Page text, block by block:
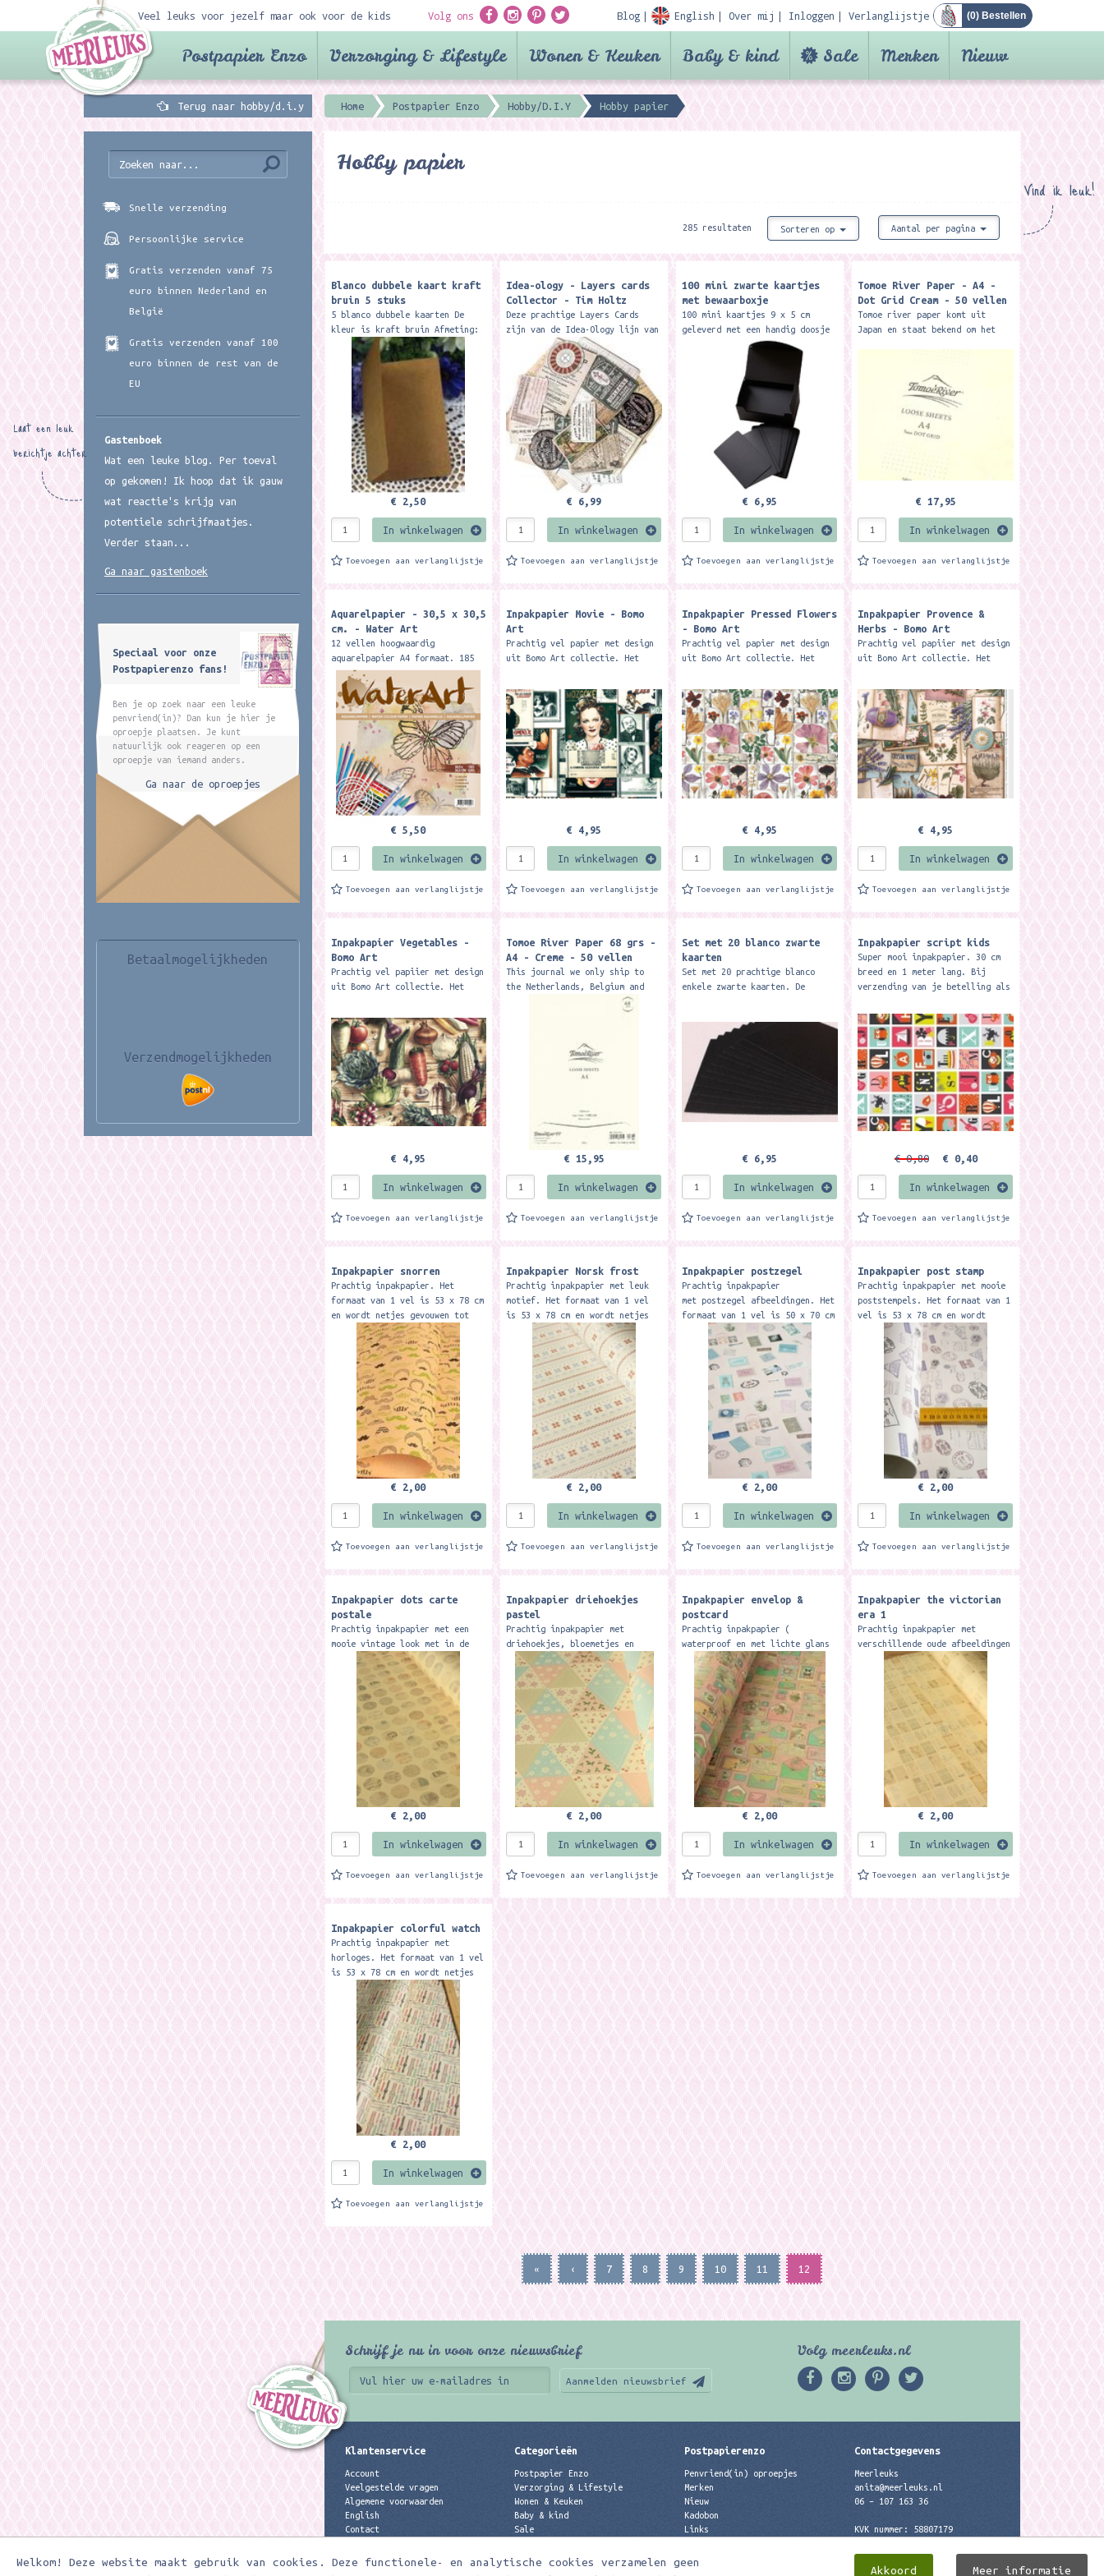
Welkom! Deze website maakt gebruik van cookies. Deze functionele- en analytische cookies verzamelen geen
Akkoord Meer informatie
Veel leuks voor jezelf maar ook voor de kids Volg ons Blog English Over mij Inloggen Verlanglijstje (0) Bestellen
Postpapier Enzo Verzorging & Lifestyle Wonen & Keuken Baby & kind Sale Merken Nieuw
Terug naar hobby/d.i.y Home Postpapier Enzo Hobby/D.I.Y Hobby papier
Vind ik leuk!
Hobby papier
285 resultaten Sorteren op Aantal per pagina
Blanco dubbele kaart kraft
bruin 5 stuks
5 blanco dubbele kaarten De
kleur is kraft bruin Afmeting:
15 x 10 cm
€ 2,50
In winkelwagen
Toevoegen aan verlanglijstje
Idea-ology - Layers cards
Collector - Tim Holtz
Deze prachtige Layers Cards
zijn van de Idea-Ology lijn van
Tim Holtz. Deze kaartjes kun je
gebruiken in je scrapbook,
kaarten en...
€ 6,99
In winkelwagen
Toevoegen aan verlanglijstje
100 mini zwarte kaartjes
met bewaarboxje
100 mini kaartjes 9 x 5 cm
geleverd met een handig doosje
die je kunt neerzetten op je
bureau. De kaartjes zijn
gemaakt van mooi...
€ 6,95
In winkelwagen
Toevoegen aan verlanglijstje
Tomoe River Paper - A4 -
Dot Grid Cream - 50 vellen
Tomoe river paper komt uit
Japan en staat bekend om het
kwaliteit, en de gladde...
€ 17,95
In winkelwagen
Toevoegen aan verlanglijstje
Aquarelpapier - 30,5 x 30,5
cm. - Water Art
12 vellen hoogwaardig
aquarelpapier A4 formaat. 185
grams papier.
€ 5,50
In winkelwagen
Toevoegen aan verlanglijstje
Inpakpapier Movie - Bomo
Art
Prachtig vel papier met design
uit Bomo Art collectie. Het
cm en wordt netjes gevouwen tot
ongeveer A4 formaat....
€ 4,95
In winkelwagen
Toevoegen aan verlanglijstje
Inpakpapier Pressed Flowers
- Bomo Art
Prachtig vel papier met design
uit Bomo Art collectie. Het
cm en wordt netjes gevouwen tot
ongeveer A4 formaat....
€ 4,95
In winkelwagen
Toevoegen aan verlanglijstje
Inpakpapier Provence &
Herbs - Bomo Art
Prachtig vel papiier met design
uit Bomo Art collectie. Het
cm en wordt netjes gevouwen tot
ongeveer A4 formaat....
€ 4,95
In winkelwagen
Toevoegen aan verlanglijstje
Inpakpapier Vegetables -
Bomo Art
Prachtig vel papiier met design
uit Bomo Art collectie. Het
cm en wordt netjes gevouwen tot
ongeveer A4 formaat....
€ 4,95
In winkelwagen
Toevoegen aan verlanglijstje
Tomoe River Paper 68 grs -
A4 - Creme - 50 vellen
This journal we only ship to
the Netherlands, Belgium and
Germany, because of very slow
€ 15,95
In winkelwagen
Toevoegen aan verlanglijstje
Set met 20 blanco zwarte
kaarten
Set met 20 prachtige blanco
enkele zwarte kaarten. De
Met deze kaarten maak je zelf
de...
€ 6,95
In winkelwagen
Toevoegen aan verlanglijstje
Inpakpapier script kids
Super mooi inpakpapier. 30 cm
breed en 1 meter lang. Bij
verzending van je betelling als
papier gevouwen verstuurd en...
€ 0,80 € 0,40
In winkelwagen
Toevoegen aan verlanglijstje
Inpakpapier snorren
Prachtig inpakpapier. Het
formaat van 1 vel is 53 x 78 cm
en wordt netjes gevouwen tot
ongeveer A4 formaat. Mooi
stevig papier waar je ook
prachtige...
€ 2,00
In winkelwagen
Toevoegen aan verlanglijstje
Inpakpapier Norsk frost
Prachtig inpakpapier met leuk
motief. Het formaat van 1 vel
is 53 x 78 cm en wordt netjes
gevouwen tot ongeveer A4
formaat. Mooi stevig papier
waar...
€ 2,00
In winkelwagen
Toevoegen aan verlanglijstje
Inpakpapier postzegel
Prachtig inpakpapier
met postzegel afbeeldingen. Het
formaat van 1 vel is 50 x 70 cm
en wordt gevouwen tot ongeveer
A4 formaat.
€ 2,00
In winkelwagen
Toevoegen aan verlanglijstje
Inpakpapier post stamp
Prachtig inpakpapier met mooie
poststempels. Het formaat van 1
vel is 53 x 78 cm en wordt
netjes gevouwen tot ongeveer A4
formaat. Mooi stevig...
€ 2,00
In winkelwagen
Toevoegen aan verlanglijstje
Inpakpapier dots carte
postale
Prachtig inpakpapier met een
mooie vintage look met in de
rondjes afbeeldingen van oude
teksten en postkaarten . Het
formaat van 1 vel is 53 x 78
€ 2,00
In winkelwagen
Toevoegen aan verlanglijstje
Inpakpapier driehoekjes
pastel
Prachtig inpakpapier met
driehoekjes, bloemetjes en
kersen. Het formaat van 1 vel
is 53 x 78 cm en wordt netjes
gevouwen tot ongeveer A4
formaat....
€ 2,00
In winkelwagen
Toevoegen aan verlanglijstje
Inpakpapier envelop &
postcard
Prachtig inpakpapier (
waterproof en met lichte glans
) Het formaat van 1 vel is 53 x
78 cm en wordt netjes gevouwen
tot ongeveer A4 formaat.
Mooi...
€ 2,00
In winkelwagen
Toevoegen aan verlanglijstje
Inpakpapier the victorian
era 1
Prachtig inpakpapier met
verschillende oude afbeeldingen
van kaarten etc. Het formaat
van 1 vel is 53 x 78 cm en
wordt netjes gevouwen tot
ongeveer...
€ 2,00
In winkelwagen
Toevoegen aan verlanglijstje
Inpakpapier colorful watch
Prachtig inpakpapier met
horloges. Het formaat van 1 vel
is 53 x 78 cm en wordt netjes
gevouwen tot ongeveer A4
formaat. Mooi stevig papier
waar je...
€ 2,00
In winkelwagen
Toevoegen aan verlanglijstje
« ‹ 7 8 9 10 11 12
Snelle verzending
Persoonlijke service
Gratis verzenden vanaf 75
euro binnen Nederland en
België
Gratis verzenden vanaf 100
euro binnen de rest van de
EU
Gastenboek
Wat een leuke blog. Per toeval
op gekomen! Ik hoop dat ik gauw
wat reactie's krijg van
potentiele schrijfmaatjes.
Verder staan...
Laat een leuk
berichtje achter
Ga naar gastenboek
Speciaal voor onze
Postpapierenzo fans!
Ben je op zoek naar een leuke
penvriend(in)? Dan kun je hier je
oproepje plaatsen. Je kunt
natuurlijk ook reageren op een
oproepje van iemand anders.
Ga naar de oproepjes
Betaalmogelijkheden
Verzendmogelijkheden
Schrijf je nu in voor onze nieuwsbrief
Aanmelden nieuwsbrief
Volg meerleuks.nl
Klantenservice
Account
Veelgestelde vragen
Algemene voorwaarden
English
Contact
Categorieën
Postpapier Enzo
Verzorging & Lifestyle
Wonen & Keuken
Baby & kind
Sale
Best verkochte producten
Postpapierenzo
Penvriend(in) oproepjes
Merken
Nieuw
Kadobon
Links
Contactgegevens
Meerleuks
anita@meerleuks.nl
06 – 107 163 36
KVK nummer: 58807179